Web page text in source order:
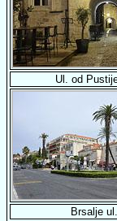
Ul. od
Brsalje ul.